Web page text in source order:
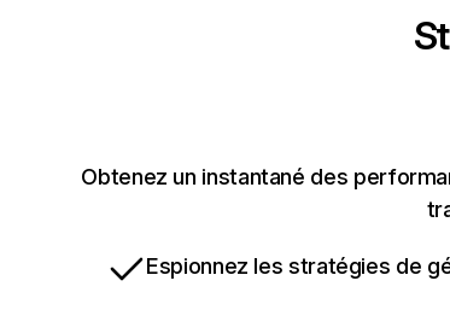
Obtenez un instantané des
Espionnez les stratégies de